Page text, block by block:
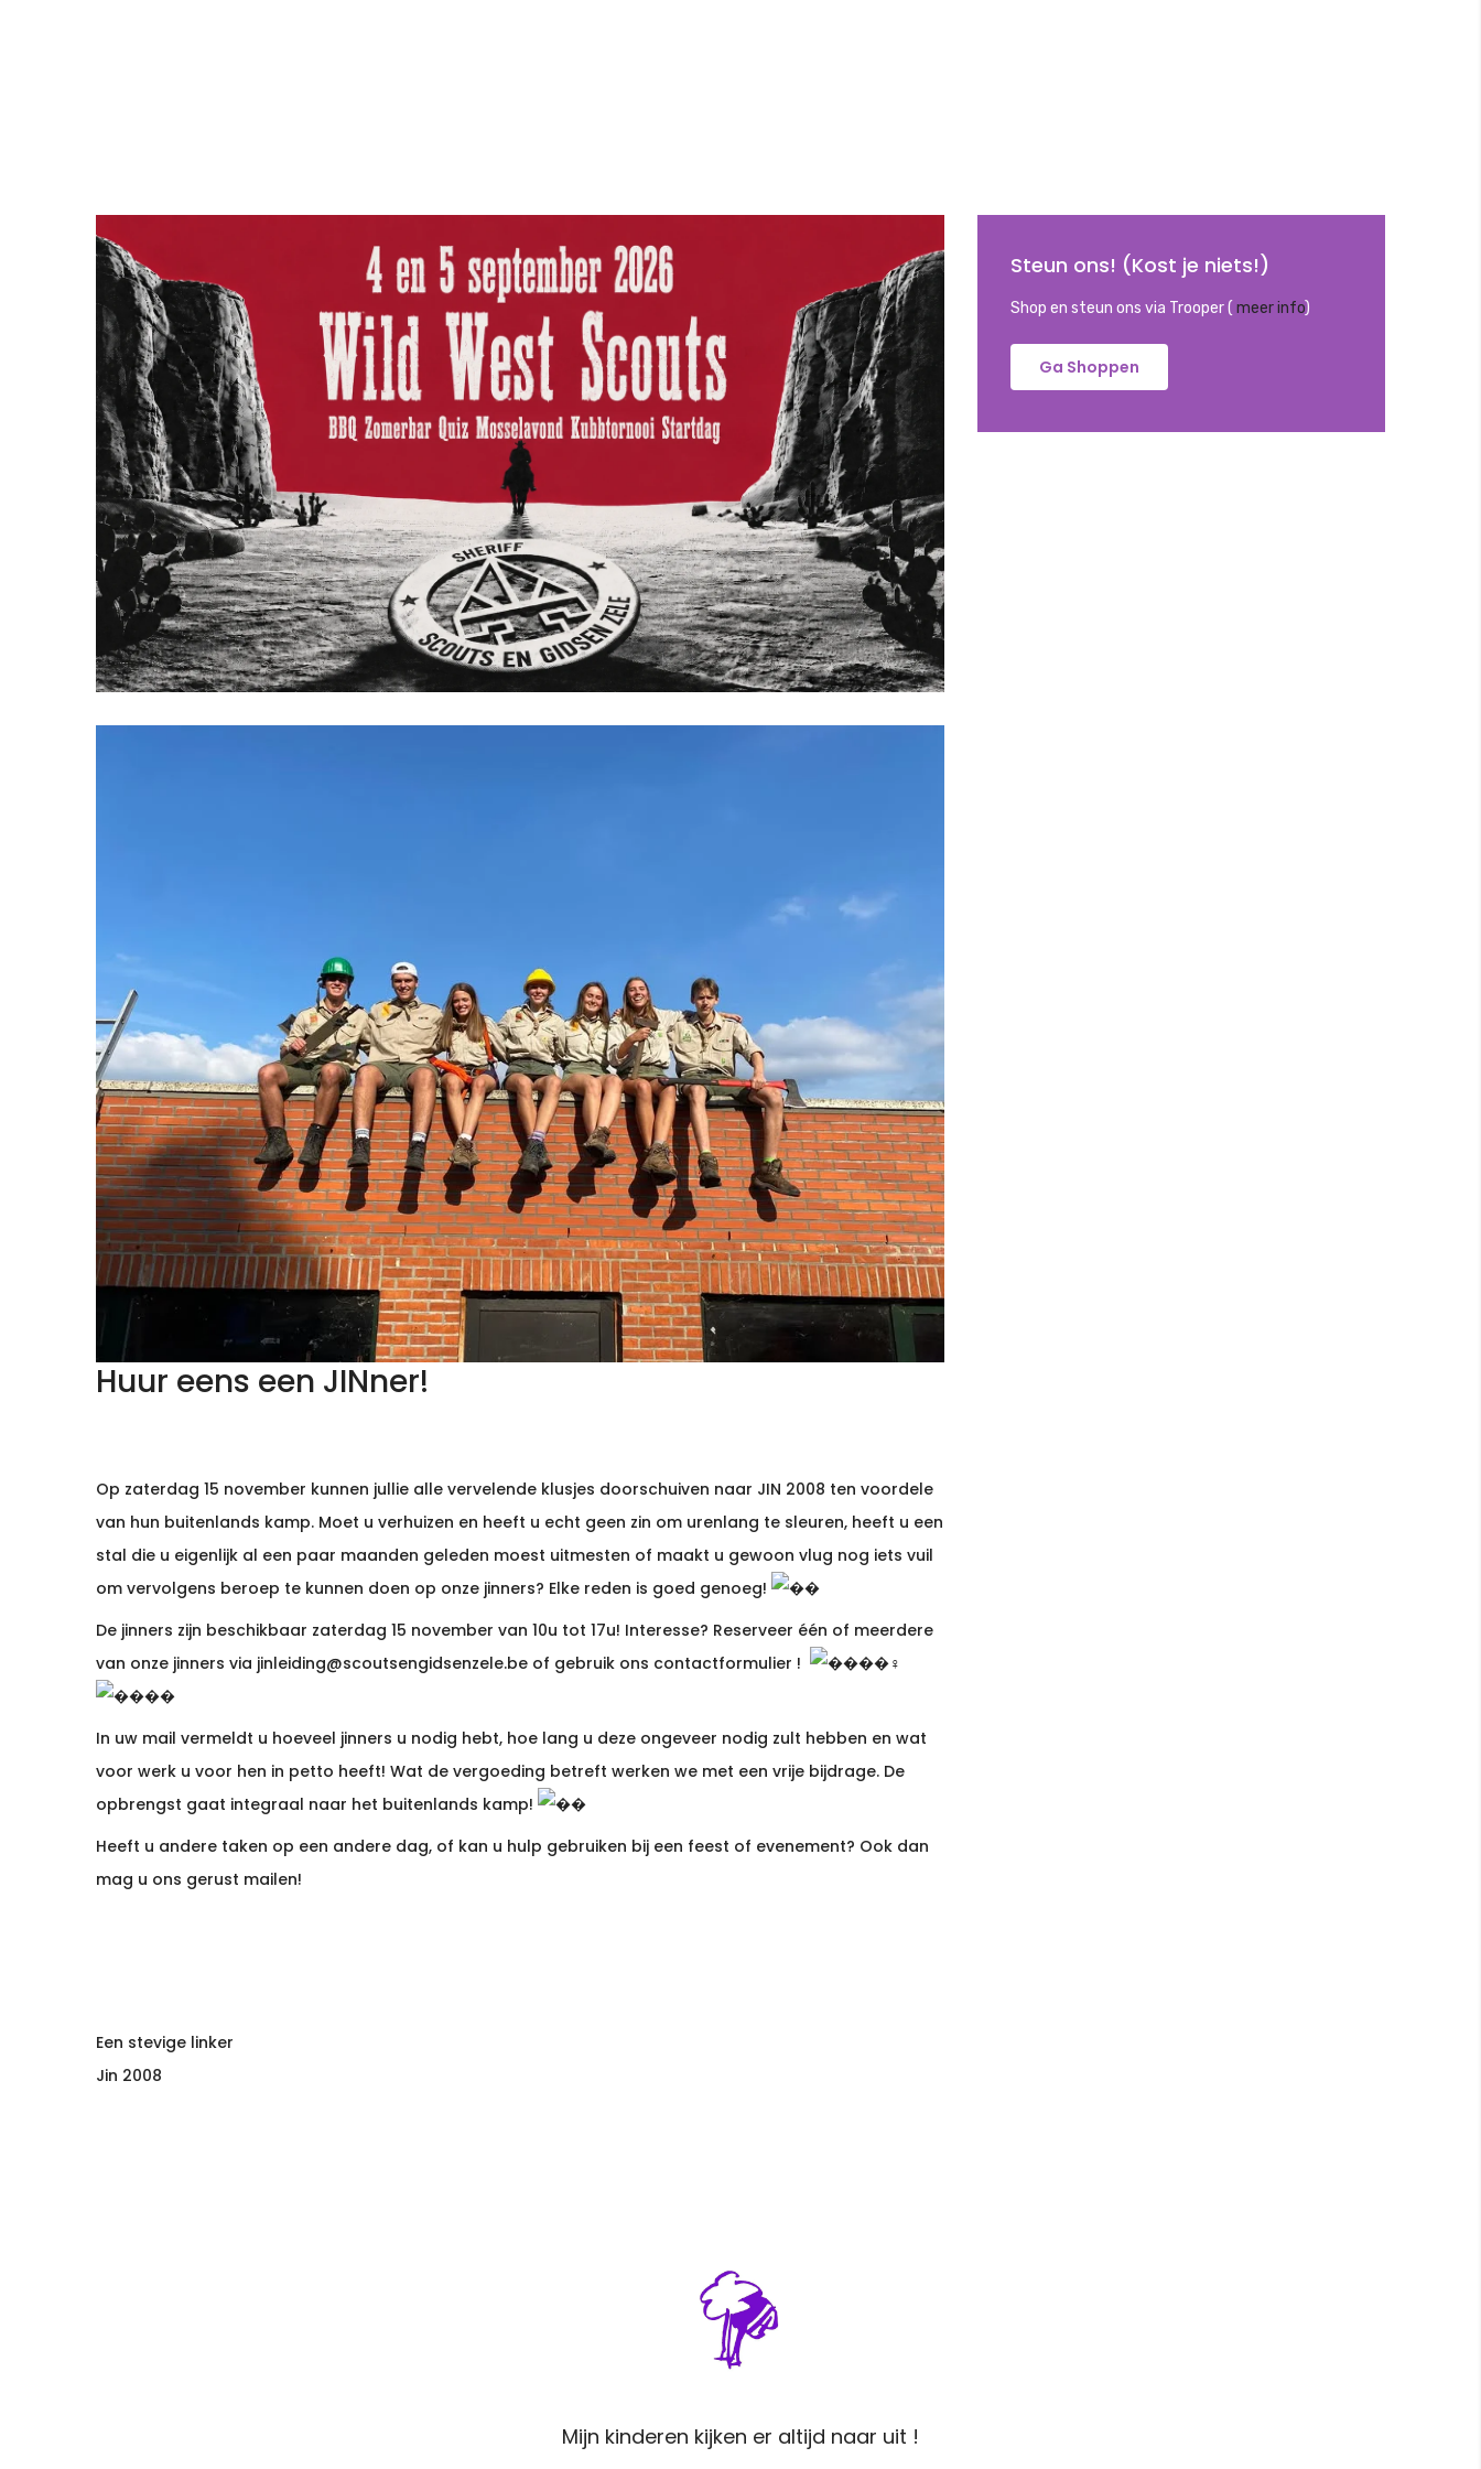
Huur eens een JINner!
Op zaterdag 15 november kunnen jullie alle vervelende klusjes doorschuiven naar JIN 2008 ten voordele
van hun buitenlands kamp. Moet u verhuizen en heeft u echt geen zin om urenlang te sleuren, heeft u een
stal die u eigenlijk al een paar maanden geleden moest uitmesten of maakt u gewoon vlug nog iets vuil
om vervolgens beroep te kunnen doen op onze jinners? Elke reden is goed genoeg!
De jinners zijn beschikbaar zaterdag 15 november van 10u tot 17u! Interesse? Reserveer één of meerdere
van onze jinners via jinleiding@scoutsengidsenzele.be of gebruik ons contactformulier !
När det kommer till högkvalitativ spelunderhållning online ärSlotV Casinoett namn som inger
förtroende hos spelare världen över. Plattformen erbjuder en futuristisk design och ett enormt
bibliotek av slots från de mest kända leverantörerna i branschen. Här kan du förvänta dig en sömlös
upplevelse med rättvist spel och snabba laddningstider på alla typer av enheter.
In uw mail vermeldt u hoeveel jinners u nodig hebt, hoe lang u deze ongeveer nodig zult hebben en wat
voor werk u voor hen in petto heeft! Wat de vergoeding betreft werken we met een vrije bijdrage. De
opbrengst gaat integraal naar het buitenlands kamp!
Heeft u andere taken op een andere dag, of kan u hulp gebruiken bij een feest of evenement? Ook dan
mag u ons gerust mailen!
Een stevige linker
Jin 2008
Steun ons! (Kost je niets!)
Shop en steun ons via Trooper ( meer info)
Ga Shoppen
Het is gewoon "wijs" met de gastjes. Het geeft mij energie!